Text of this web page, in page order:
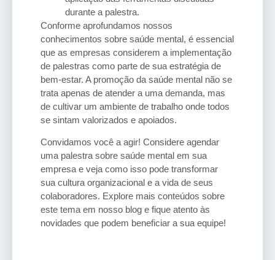
durante a palestra.
Conforme aprofundamos nossos
conhecimentos sobre saúde mental, é essencial
que as empresas considerem a implementação
de palestras como parte de sua estratégia de
bem-estar. A promoção da saúde mental não se
trata apenas de atender a uma demanda, mas
de cultivar um ambiente de trabalho onde todos
se sintam valorizados e apoiados.
Convidamos você a agir! Considere agendar
uma palestra sobre saúde mental em sua
empresa e veja como isso pode transformar
sua cultura organizacional e a vida de seus
colaboradores. Explore mais conteúdos sobre
este tema em nosso blog e fique atento às
novidades que podem beneficiar a sua equipe!